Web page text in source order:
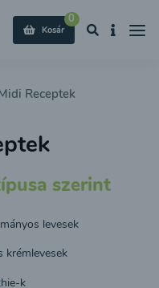
0
Kosár
Receptek
szerint
levesek
krémlevesek
k